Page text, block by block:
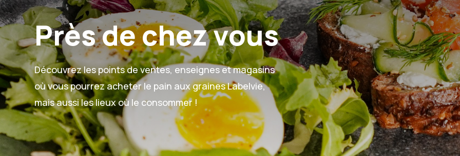
Près de chez vous
Découvrez les points de ventes, enseignes et magasins
où vous pourrez acheter le pain aux graines Labelvie,
mais aussi les lieux où le consommer !